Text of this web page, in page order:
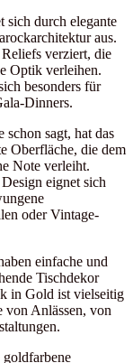
sich durch elegante
aus.
verziert, die
Optik verleihen.
besonders für
Dinners.
schon sagt, hat das
Oberfläche, die dem
Note verleiht.
eignet sich
oder Vintage-
einfache und
Tischdekor
in Gold ist vielseitig
von Anlässen, von